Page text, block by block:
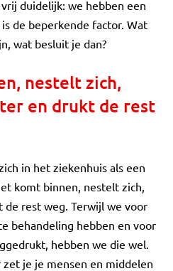
duidelijk: we hebben een
de beperkende factor. Wat
wat besluit je dan?
nestelt zich,
en drukt de rest
in het ziekenhuis als een
komt binnen, nestelt zich,
rest weg. Terwijl we voor
behandeling hebben en voor
hebben we die wel.
je je mensen en middelen